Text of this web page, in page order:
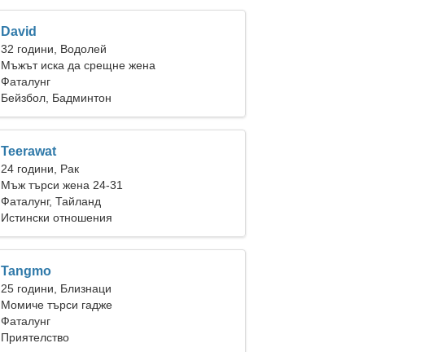
David
32 години, Водолей
Мъжът иска да срещне жена
Фаталунг
Бейзбол, Бадминтон
Teerawat
24 години, Рак
Мъж търси жена 24-31
Фаталунг, Тайланд
Истински отношения
Tangmo
25 години, Близнаци
Момиче търси гадже
Фаталунг
Приятелство